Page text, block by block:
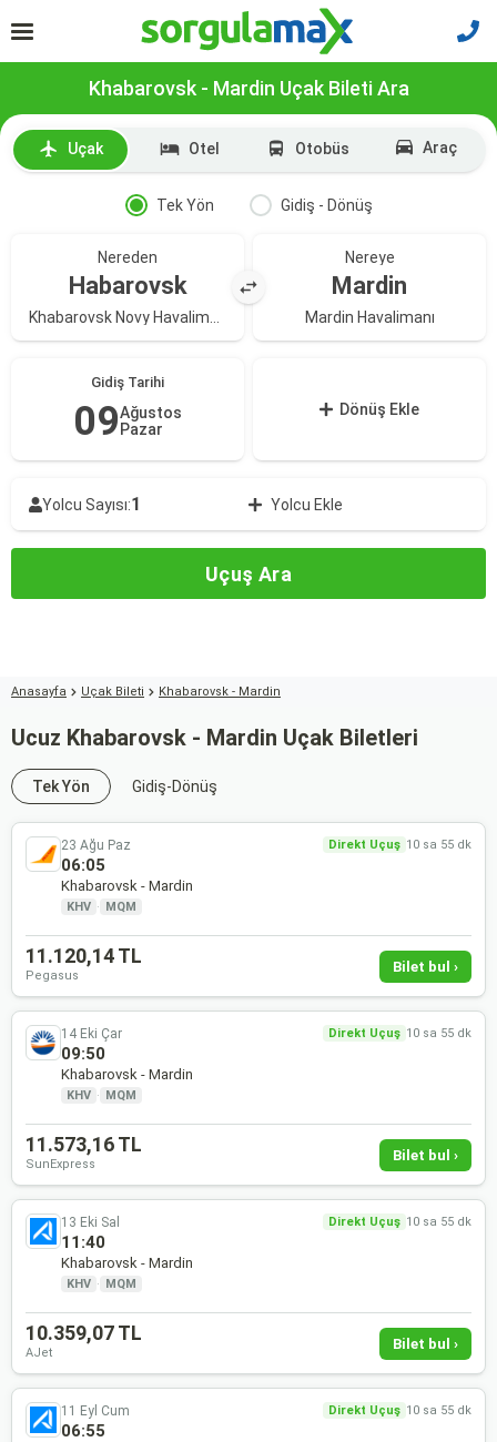
Khabarovsk - Mardin Uçak Bileti Ara
Uçak Otel Otobüs Araç
Tek Yön Gidiş - Dönüş
Nereden
Habarovsk
Nereye
Mardin
Mardin Havalimanı
Gidiş Tarihi
09Ağustos
Pazar
Dönüş Ekle
Yolcu Sayısı:1 Yolcu Ekle
Uçuş Ara
Anasayfa Uçak Bileti Khabarovsk - Mardin
Ucuz Khabarovsk - Mardin Uçak Biletleri
Tek Yön Gidiş-Dönüş
23 Ağu Paz Direkt Uçuş 10 sa 55 dk
06:05
Khabarovsk - Mardin
KHV · MQM
11.120,14 TL
Pegasus
Bilet bul ›
14 Eki Çar Direkt Uçuş 10 sa 55 dk
09:50
Khabarovsk - Mardin
KHV · MQM
11.573,16 TL
SunExpress
Bilet bul ›
13 Eki Sal Direkt Uçuş 10 sa 55 dk
11:40
Khabarovsk - Mardin
KHV · MQM
10.359,07 TL
AJet
Bilet bul ›
11 Eyl Cum Direkt Uçuş 10 sa 55 dk
06:55